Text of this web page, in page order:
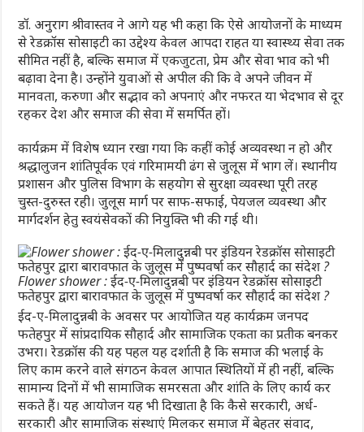
डॉ. अनुराग श्रीवास्तव ने आगे यह भी कहा कि ऐसे आयोजनों के माध्यम
से रेडक्रॉस सोसाइटी का उद्देश्य केवल आपदा राहत या स्वास्थ्य सेवा तक
सीमित नहीं है, बल्कि समाज में एकजुटता, प्रेम और सेवा भाव को भी
बढ़ावा देना है। उन्होंने युवाओं से अपील की कि वे अपने जीवन में
मानवता, करुणा और सद्भाव को अपनाएं और नफरत या भेदभाव से दूर
रहकर देश और समाज की सेवा में समर्पित हों।
कार्यक्रम में विशेष ध्यान रखा गया कि कहीं कोई अव्यवस्था न हो और
श्रद्धालुजन शांतिपूर्वक एवं गरिमामयी ढंग से जुलूस में भाग लें। स्थानीय
प्रशासन और पुलिस विभाग के सहयोग से सुरक्षा व्यवस्था पूरी तरह
चुस्त-दुरुस्त रही। जुलूस मार्ग पर साफ-सफाई, पेयजल व्यवस्था और
मार्गदर्शन हेतु स्वयंसेवकों की नियुक्ति भी की गई थी।
Flower shower : ईद-ए-मिलादुन्नबी पर इंडियन रेडक्रॉस सोसाइटी
फतेहपुर द्वारा बारावफात के जुलूस में पुष्पवर्षा कर सौहार्द का संदेश ?
ईद-ए-मिलादुन्नबी के अवसर पर आयोजित यह कार्यक्रम जनपद
फतेहपुर मेंसांप्रदायिक सौहार्द और सामाजिक एकता का प्रतीकबनकर
उभरा। रेडक्रॉस की यह पहल यह दर्शाती है कि समाज की भलाई के
लिए काम करने वाले संगठन केवल आपात स्थितियों में ही नहीं, बल्कि
सामान्य दिनों में भी सामाजिक समरसता और शांति के लिए कार्य कर
सकते हैं। यह आयोजन यह भी दिखाता है कि कैसे सरकारी, अर्ध-
सरकारी और सामाजिक संस्थाएं मिलकर समाज में बेहतर संवाद,